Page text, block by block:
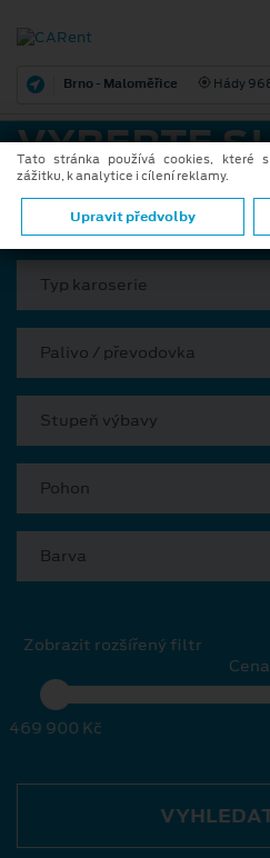
Brno - Maloměřice Hády
VYBERTE
Model
Typ karoserie
Palivo / převodovka
Stupeň výbavy
Pohon
Barva
Zobrazit rozšířený filtr
Cena
469 900 Kč
Tato stránka používá cookies, které
zážitku, k analytice i cílení reklamy.
Upravit předvolby